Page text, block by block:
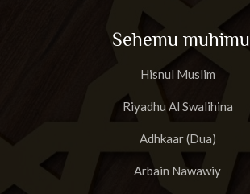
Sehemu muhimu
Hisnul Muslim
Riyadhu Al Swalihina
Adhkaar (Dua)
Arbain Nawawiy